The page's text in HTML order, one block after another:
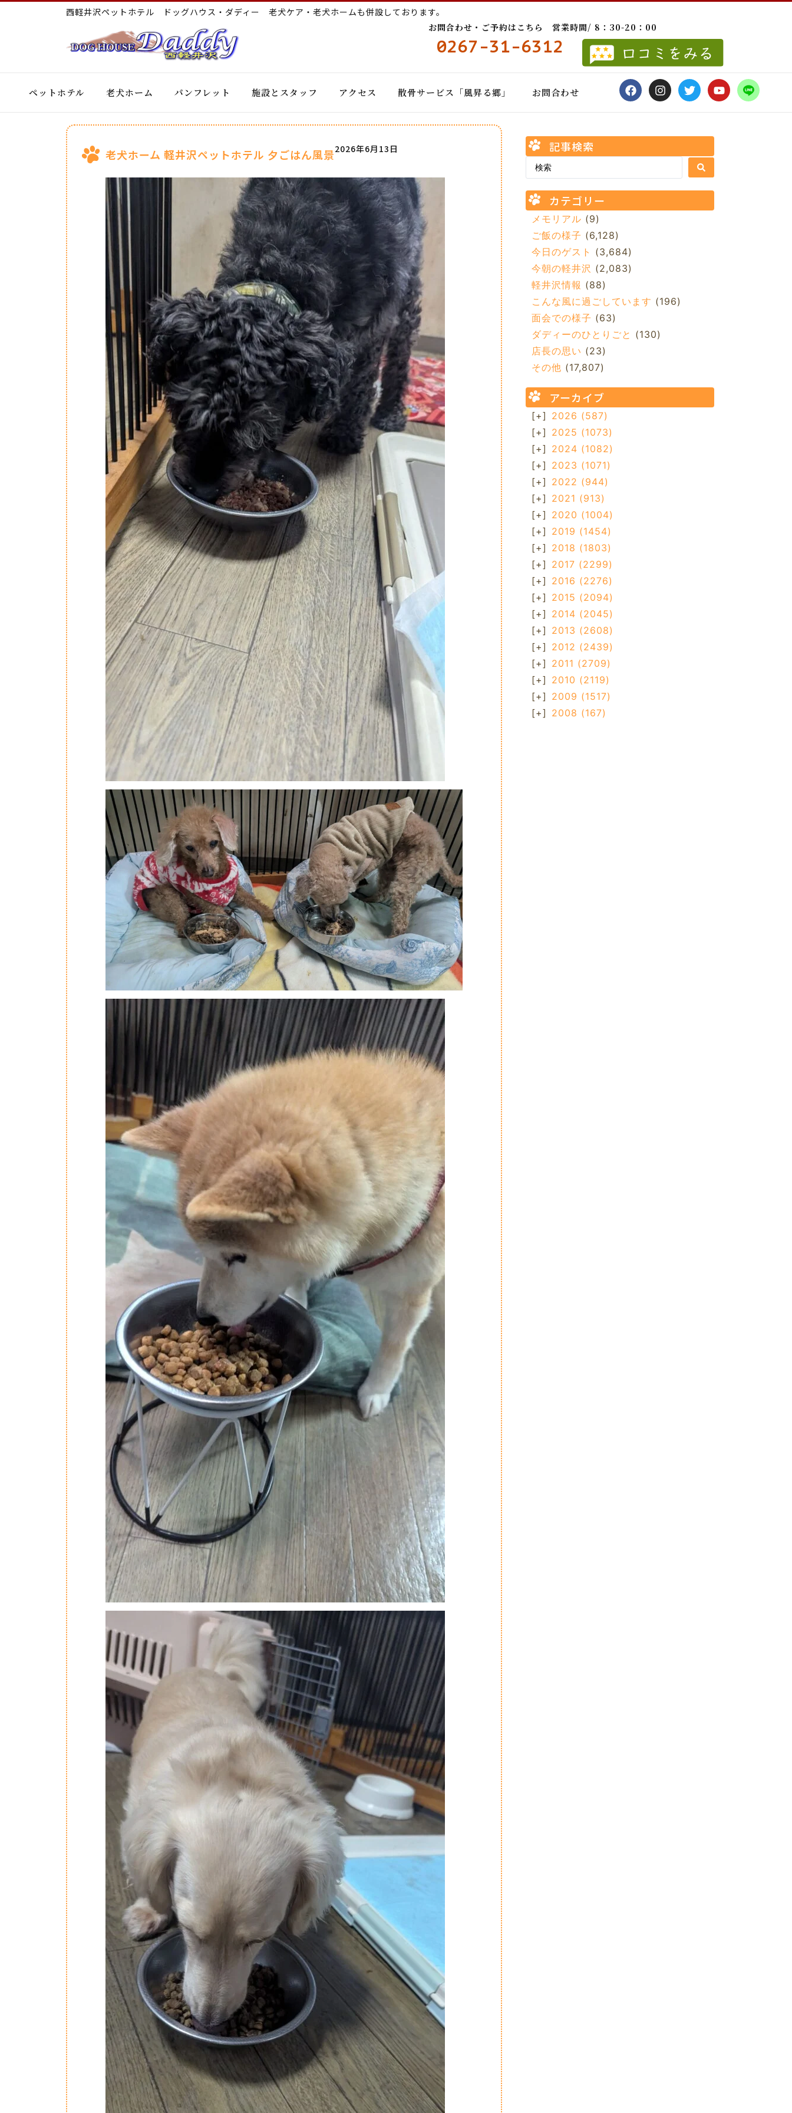
西軽井沢ペットホテル ドッグハウス・ダディー 老犬ケア・老犬ホームも併設しております。
お問合わせ・ご予約はこちら 営業時間/ 8：30-20：00
0267-31-6312
ペットホテル 老犬ホーム パンフレット 施設とスタッフ アクセス 散骨サービス「風昇る郷」 お問合わせ
老犬ホーム 軽井沢ペットホテル 夕ごはん風景2026年6月13日 記事検索
カテゴリー
メモリアル (9)
ご飯の様子 (6,128)
今日のゲスト (3,684)
今朝の軽井沢 (2,083)
軽井沢情報 (88)
こんな風に過ごしています (196)
面会での様子 (63)
ダディーのひとりごと (130)
店長の思い (23)
その他 (17,807)
アーカイブ
[+] 2026 (587)
[+] 2025 (1073)
[+] 2024 (1082)
[+] 2023 (1071)
[+] 2022 (944)
[+] 2021 (913)
[+] 2020 (1004)
[+] 2019 (1454)
[+] 2018 (1803)
[+] 2017 (2299)
[+] 2016 (2276)
[+] 2015 (2094)
[+] 2014 (2045)
[+] 2013 (2608)
[+] 2012 (2439)
[+] 2011 (2709)
[+] 2010 (2119)
[+] 2009 (1517)
[+] 2008 (167)